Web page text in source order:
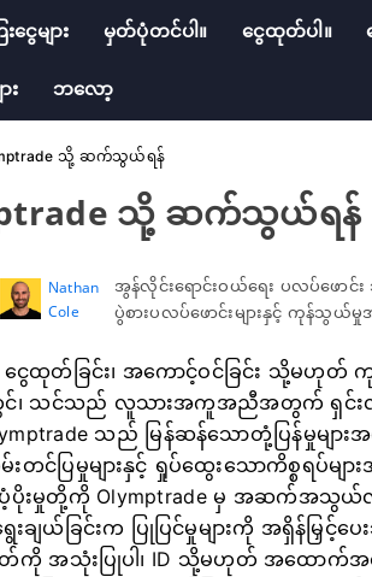
ငွေများ မှတ်ပုံတင်ပါ။ ငွေထုတ်ပါ။
း ဘလော့
သို့ ဆက်သွယ်ရန်
သို့ ဆက်သွယ်ရန်
Nathan
Cole
အွန်လိုင်းရောင်းဝယ်ရေး ပလပ်ဖော
ပွဲစားပလပ်ဖောင်းများနှင့် ကုန်သွယ်
၊ ငွေထုတ်ခြင်း၊ အကောင့်ဝင်ခြင်း သို့မဟု
သင်သည် လူသားအကူအညီအတွက် ရှင်းလင်း
သည် မြန်ဆန်သောတုံ့ပြန်မှုမျာ
တင်ပြမှုများနှင့် ရှုပ်ထွေးသောကိစ္စရပ်မျ
းမှုတို့ကို Olymptrade မှ အဆက်အသွယ်လမ်း
းချယ်ခြင်းက ပြုပြင်မှုများကို အရှိန်မြှ
အသုံးပြုပါ၊ ID သို့မဟုတ် အထောက်အထာ